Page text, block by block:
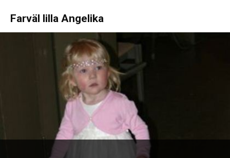
Farväl lilla Angelika